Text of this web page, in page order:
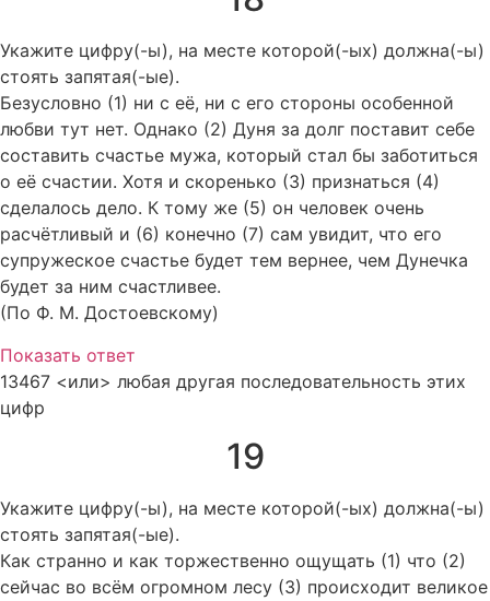
Укажите цифру(-ы), на месте которой(-ых) должна(-ы)
стоять запятая(-ые).
Безусловно (1) ни с её, ни с его стороны особенной
любви тут нет. Однако (2) Дуня за долг поставит себе
составить счастье мужа, который стал бы заботиться
о её счастии. Хотя и скоренько (3) признаться (4)
сделалось дело. К тому же (5) он человек очень
расчётливый и (6) конечно (7) сам увидит, что его
супружеское счастье будет тем вернее, чем Дунечка
будет за ним счастливее.
(По Ф. М. Достоевскому)
Показать ответ
13467 <или> любая другая последовательность этих
цифр
19
Укажите цифру(-ы), на месте которой(-ых) должна(-ы)
стоять запятая(-ые).
Как странно и как торжественно ощущать (1) что (2)
сейчас во всём огромном лесу (3) происходит великое